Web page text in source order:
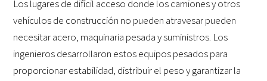
Los lugares de difícil acceso donde los camiones y otros
vehículos de construcción no pueden atravesar pueden
necesitar acero, maquinaria pesada y suministros. Los
ingenieros desarrollaron estos equipos pesados para
proporcionar estabilidad, distribuir el peso y garantizar la